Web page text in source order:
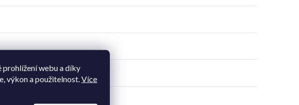
prohlížení webu a díky
výkon a použitelnost. Více